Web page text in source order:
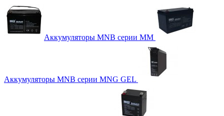
Аккумуляторы MNB серии MM
Аккумуляторы MNB серии MNG GEL